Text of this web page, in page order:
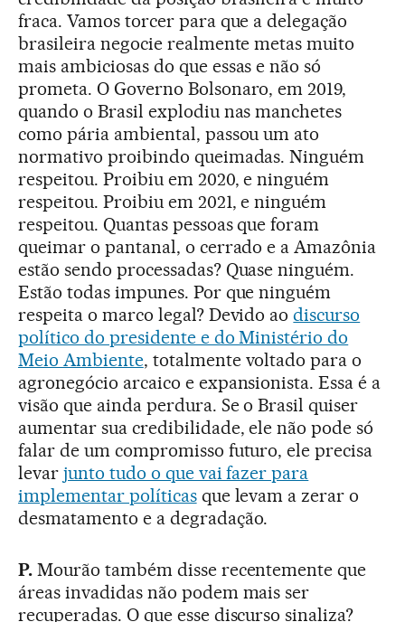
fraca. Vamos torcer para que a delegação
brasileira negocie realmente metas muito
mais ambiciosas do que essas e não só
prometa. O Governo Bolsonaro, em 2019,
quando o Brasil explodiu nas manchetes
como pária ambiental, passou um ato
normativo proibindo queimadas. Ninguém
respeitou. Proibiu em 2020, e ninguém
respeitou. Proibiu em 2021, e ninguém
respeitou. Quantas pessoas que foram
queimar o pantanal, o cerrado e a Amazônia
estão sendo processadas? Quase ninguém.
Estão todas impunes. Por que ninguém
respeita o marco legal? Devido aodiscurso
político do presidente e do Ministério do
Meio Ambiente, totalmente voltado para o
agronegócio arcaico e expansionista. Essa é a
visão que ainda perdura. Se o Brasil quiser
aumentar sua credibilidade, ele não pode só
falar de um compromisso futuro, ele precisa
levar junto tudo o que vai fazer para
implementar políticasque levam a zerar o
desmatamento e a degradação.
P.Mourão também disse recentemente que
áreas invadidas não podem mais ser
recuperadas. O que esse discurso sinaliza?